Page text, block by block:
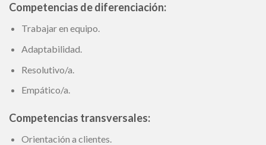
Competencias de diferenciación:
Trabajar en equipo.
Adaptabilidad.
Resolutivo/a.
Empático/a.
Competencias transversales:
Orientación a clientes.